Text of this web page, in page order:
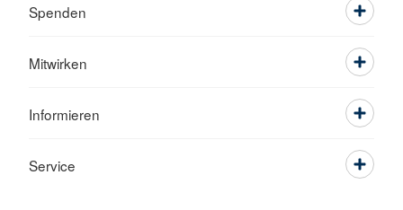
Spenden
Mitwirken
Informieren
Service